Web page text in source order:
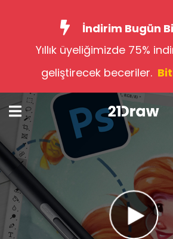
İndirim Bugün
Yıllık üyeliğimizde 75%
geliştirecek beceriler.
Kurslar
Kitap
Sanatçılar
Yardım
Blog
Hakkımızda
Giriş yap